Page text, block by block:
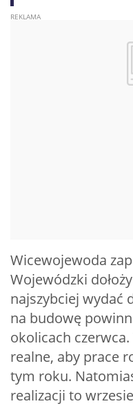
Wicewojewoda
Wojewódzki
najszybciej wydać
na budowę
okolicach
realne, aby prace
tym roku.
realizacji to